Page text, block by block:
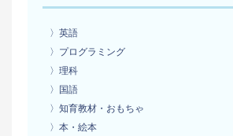
〉英語
〉プログラミング
〉理科
〉国語
〉知育教材・おもちゃ
〉本・絵本